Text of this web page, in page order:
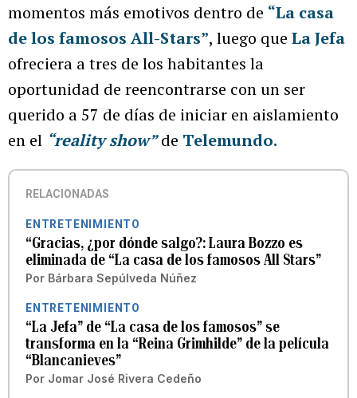
momentos más emotivos dentro de “La casa
de los famosos All-Stars”, luego que La Jefa
ofreciera a tres de los habitantes la
oportunidad de reencontrarse con un ser
querido a 57 de días de iniciar en aislamiento
en el “reality show” de Telemundo.
RELACIONADAS
ENTRETENIMIENTO
“Gracias, ¿por dónde salgo?: Laura Bozzo es
eliminada de “La casa de los famosos All Stars”
Por Bárbara Sepúlveda Núñez
ENTRETENIMIENTO
“La Jefa” de “La casa de los famosos” se
transforma en la “Reina Grimhilde” de la película
“Blancanieves”
Por Jomar José Rivera Cedeño